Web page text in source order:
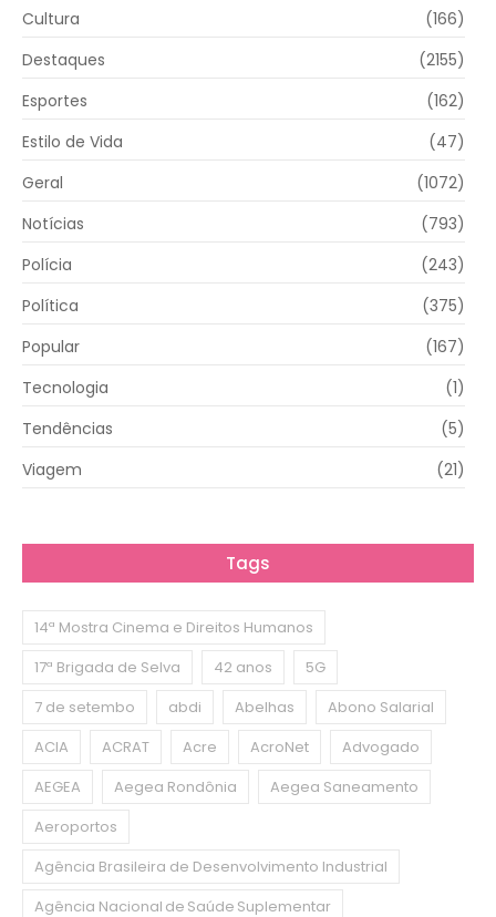
Cultura
(166)
Destaques
(2155)
Esportes
(162)
Estilo de Vida
(47)
Geral
(1072)
Notícias
(793)
Polícia
(243)
Política
(375)
Popular
(167)
Tecnologia
(1)
Tendências
(5)
Viagem
(21)
Tags
14ª Mostra Cinema e Direitos Humanos
17ª Brigada de Selva
42 anos
5G
7 de setembo
abdi Abelhas
Abono Salarial
ACIA
ACRAT Acre AcroNet
Advogado
AEGEA
Aegea Rondônia
Aegea Saneamento
Aeroportos
Agência Brasileira de Desenvolvimento Industrial
Agência Nacional de Saúde Suplementar